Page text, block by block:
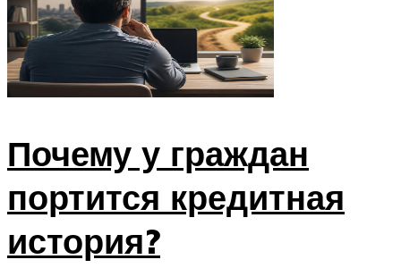
Почему у граждан
портится кредитная
история?